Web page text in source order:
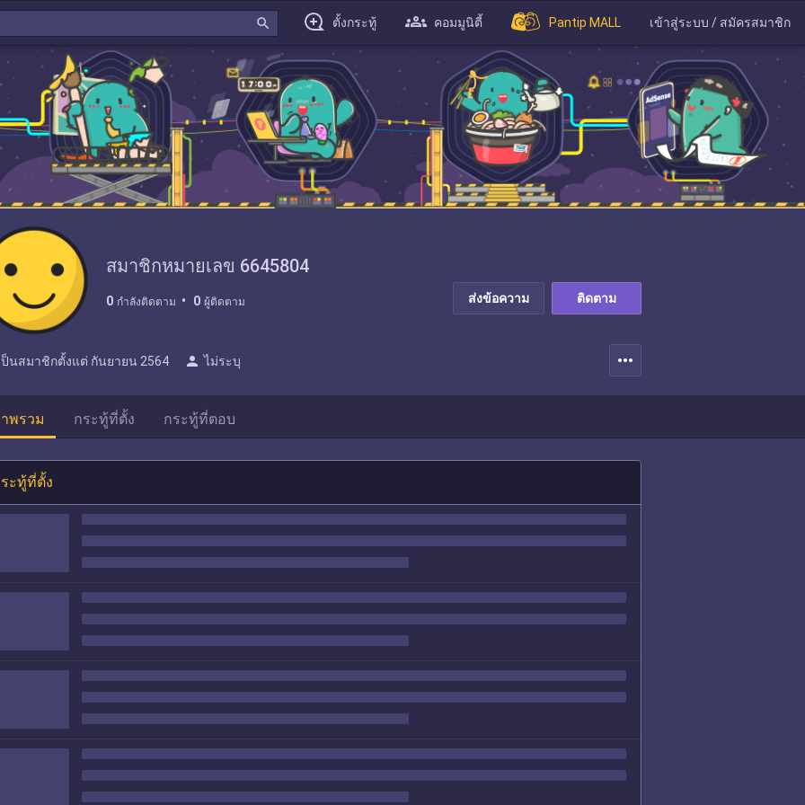
search ตั้งกระทู้ คอมมูนิตี้ Pantip MALL เข้าสู่ระบบ / สมัครสมาชิก
สมาชิกหมายเลข 6645804
0 กำลังติดตาม 0 ผู้ติดตาม ส่งข้อความ ติดตาม
ป็นสมาชิกตั้งแต่ กันยายน 2564 person ไม่ระบุ more_horiz
พรวม กระทู้ที่ตั้ง กระทู้ที่ตอบ
ะทู้ที่ตั้ง